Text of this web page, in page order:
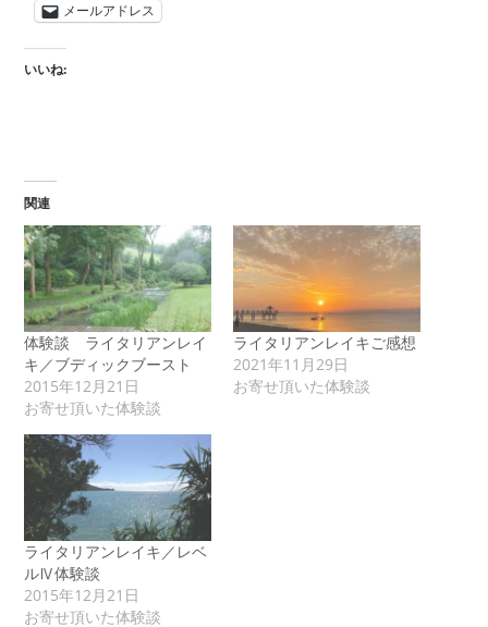
メールアドレス
いいね:
関連
体験談 ライタリアンレイ
キ／ブディックブースト
2015年12月21日
お寄せ頂いた体験談
ライタリアンレイキご感想
2021年11月29日
お寄せ頂いた体験談
ライタリアンレイキ／レベ
ルⅣ体験談
2015年12月21日
お寄せ頂いた体験談